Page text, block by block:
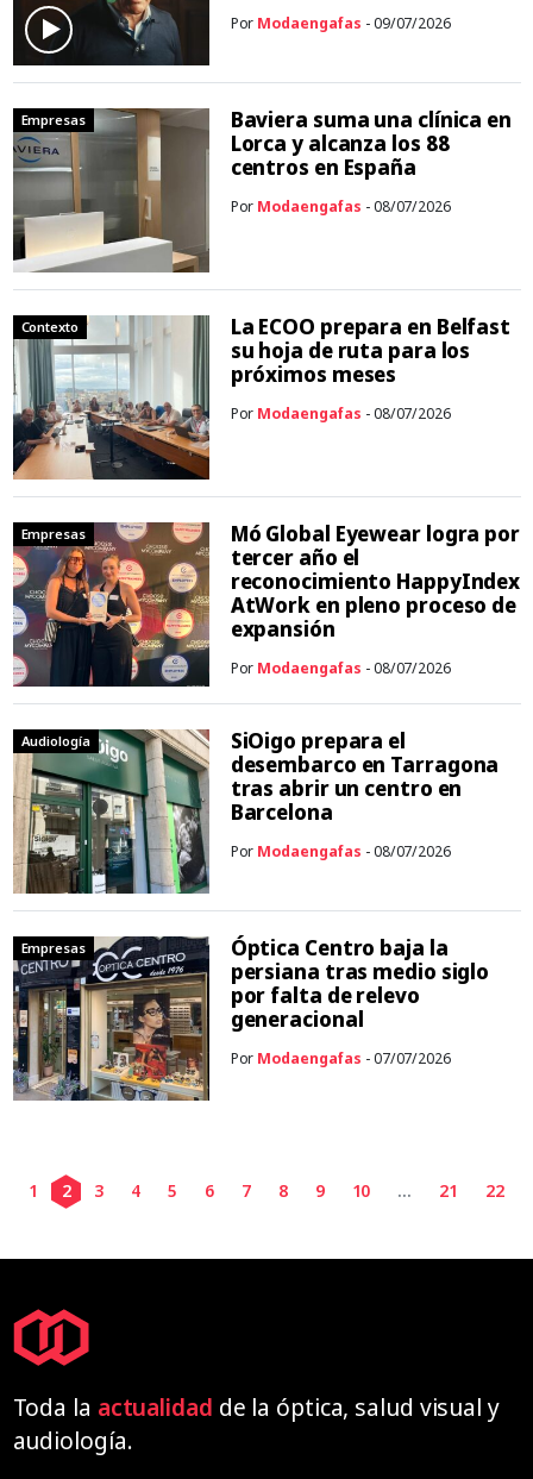
Por Modaengafas - 09/07/2026
Empresas
Baviera suma una clínica en
Lorca y alcanza los 88
centros en España
Por Modaengafas - 08/07/2026
Contexto
La ECOO prepara en Belfast
su hoja de ruta para los
próximos meses
Por Modaengafas - 08/07/2026
Empresas
Mó Global Eyewear logra por
tercer año el
reconocimiento HappyIndex
AtWork en pleno proceso de
expansión
Por Modaengafas - 08/07/2026
Audiología
SiOigo prepara el
desembarco en Tarragona
tras abrir un centro en
Barcelona
Por Modaengafas - 08/07/2026
Empresas
Óptica Centro baja la
persiana tras medio siglo
por falta de relevo
generacional
Por Modaengafas - 07/07/2026
1 2 3 4 5 6 7 8 9 10 ... 21 22
Toda la actualidad de la óptica, salud visual y
audiología.